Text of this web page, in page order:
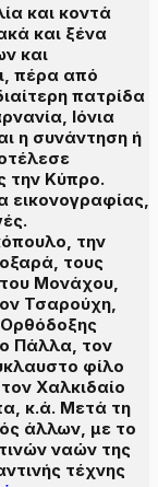
και κοντά
και ξένα
και
πέρα από
πατρίδα
Ιόνια
η συνάντηση ή
την Κύπρο.
εικονογραφίας,
την
τους
Μονάχου,
Τσαρούχη,
Ορθόδοξης
Πάλλα, τον
φίλο
Χαλκιδαίο
κ.ά. Μετά τη
άλλων, με το
ναών της
τέχνης